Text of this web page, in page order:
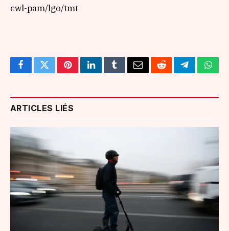
cwl-pam/lgo/tmt
FacebookTwitterPinterestLinkedInTumblrEmailRedditTelegram
ARTICLES LIÉS